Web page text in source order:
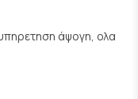
άψογη, ολα